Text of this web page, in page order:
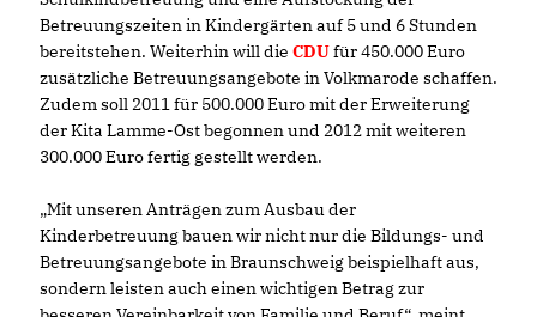
Betreuungszeiten in Kindergärten auf 5 und 6 Stunden
bereitstehen. Weiterhin will die CDUfür 450.000 Euro
zusätzliche Betreuungsangebote in Volkmarode schaffen.
Zudem soll 2011 für 500.000 Euro mit der Erweiterung
der Kita Lamme-Ost begonnen und 2012 mit weiteren
300.000 Euro fertig gestellt werden.
Mit unseren Anträgen zum Ausbau der
Kinderbetreuung bauen wir nicht nur die Bildungs- und
Betreuungsangebote in Braunschweig beispielhaft aus,
sondern leisten auch einen wichtigen Betrag zur